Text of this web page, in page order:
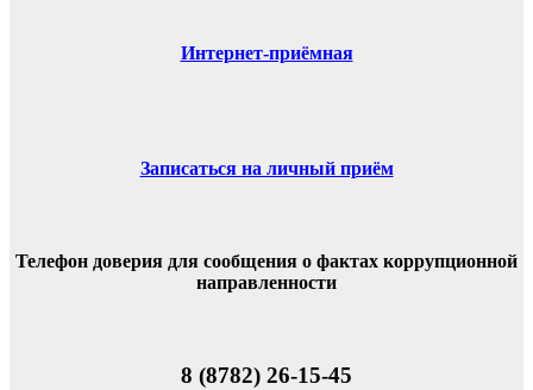
Интернет-приёмная
Записаться на личный приём
Телефон доверия для сообщения о фактах коррупционной
направленности
8 (8782) 26-15-45